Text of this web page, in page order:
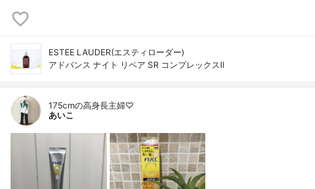
ESTEE LAUDER(エスティローダー)
アドバンス ナイト リペア SR コンプレックスⅡ
175cmの高身長主婦♡
あいこ